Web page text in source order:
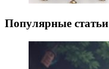
Популярные статьи